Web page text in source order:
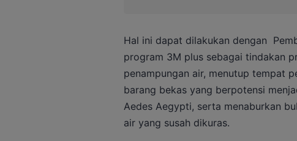
Hal ini dapat dilakukan dengan
program 3M plus sebagai tindakan
penampungan air, menutup tempat
barang bekas yang berpotensi
Aedes Aegypti, serta menaburkan
air yang susah dikuras.